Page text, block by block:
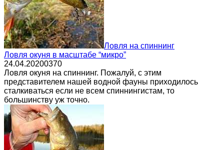
Ловля на спиннинг
Ловля окуня в масштабе “микро”
24.04.20200370
Ловля окуня на спиннинг. Пожалуй, с этим
представителем нашей водной фауны приходилось
сталкиваться если не всем спиннингистам, то
большинству уж точно.